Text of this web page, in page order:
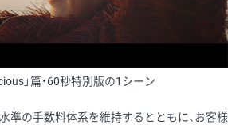
」篇・60秒特別版の1シーン
準の手数料体系を維持するとともに、お客様